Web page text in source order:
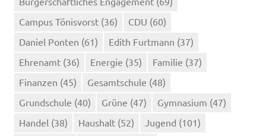
Campus Tönisvorst (36) CDU (60)
Daniel Ponten (61) Edith Furtmann (37)
Ehrenamt (36) Energie (35) Familie (37)
Finanzen (45) Gesamtschule (48)
Grundschule (40) Grüne (47) Gymnasium (47)
Handel (38) Haushalt (52) Jugend (101)